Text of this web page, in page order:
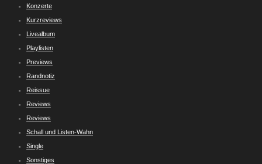
Konzerte
Kurzreviews
Livealbum
Playlisten
Previews
Randnotiz
Reissue
Reviews
Reviews
Schall und Listen-Wahn
Single
Sonstiges